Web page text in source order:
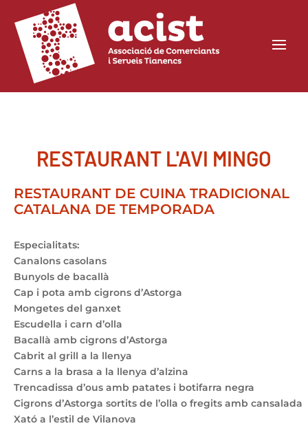
RESTAURANT L'AVI MINGO
RESTAURANT DE CUINA TRADICIONAL
CATALANA DE TEMPORADA
Especialitats:
Canalons casolans
Bunyols de bacallà
Cap i pota amb cigrons d’Astorga
Mongetes del ganxet
Escudella i carn d’olla
Bacallà amb cigrons d’Astorga
Cabrit al grill a la llenya
Carns a la brasa a la llenya d’alzina
Trencadissa d’ous amb patates i botifarra negra
Cigrons d’Astorga sortits de l’olla o fregits amb cansalada
Xató a l’estil de Vilanova